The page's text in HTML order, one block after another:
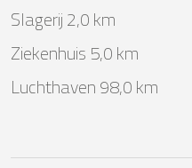
Slagerij 2,0 km
Ziekenhuis 5,0 km
Luchthaven 98,0 km